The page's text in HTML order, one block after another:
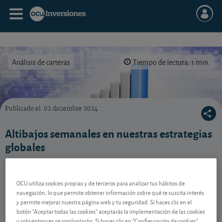
Análisis de carteras Tiempo de lectura: 1 min.
Nuestras carteras modelo sufrieron caídas esta semana, a excepción de la defensiva
Publicado el 02 diciembre 2024
Altibajos semanales en nuestras estrategias
globales
Nuestras estrategias saldan la semana en negativo,
Contenido reservado a SOCIOS
OCU utiliza cookies propias y de terceros para analizar tus hábitos de
navegación, lo que permite obtener información sobre qué te suscita interés
y permite mejorar nuestra página web y tu seguridad. Si haces clic en el
botón "Aceptar todas las cookies" aceptarás la implementación de las cookies